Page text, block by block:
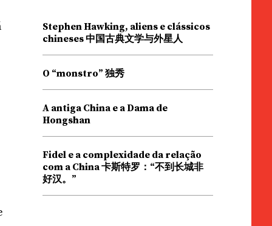
Stephen Hawking, aliens e clássicos
chineses 中国古典文学与外星人
O “monstro” 独秀
A antiga China e a Dama de
Hongshan
Fidel e a complexidade da relação
com a China 卡斯特罗：“不到长城非
好汉。”